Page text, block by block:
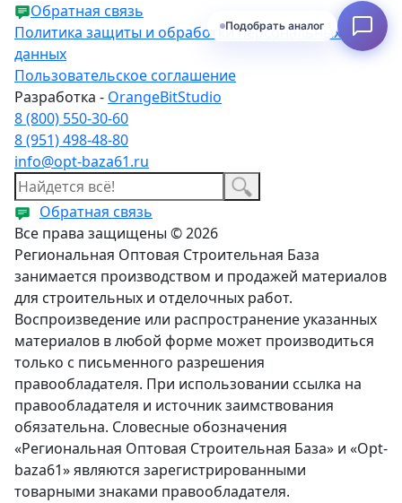
Обратная связь
Политика защиты и обработки персональных
данных
Пользовательское соглашение
Разработка - OrangeBitStudio
8 (800) 550-30-60
8 (951) 498-48-80
info@opt-baza61.ru
Обратная связь
Все права защищены © 2026
Региональная Оптовая Строительная База
занимается производством и продажей материалов
для строительных и отделочных работ.
Воспроизведение или распространение указанных
материалов в любой форме может производиться
только с письменного разрешения
правообладателя. При использовании ссылка на
правообладателя и источник заимствования
обязательна. Словесные обозначения
«Региональная Оптовая Строительная База» и «Opt-
baza61» являются зарегистрированными
товарными знаками правообладателя.
Подобрать аналог